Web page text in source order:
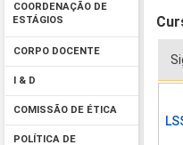
COORDENAÇÃO DE
ESTÁGIOS
CORPO DOCENTE
I & D
COMISSÃO DE ÉTICA
POLÍTICA DE